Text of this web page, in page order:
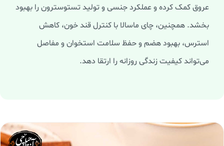
عروق کمک کرده و عملکرد جنسی و تولید تستوسترون را بهبود
بخشد. همچنین، چای ماسالا با کنترل قند خون، کاهش
استرس، بهبود هضم و حفظ سلامت استخوان و مفاصل
می‌تواند کیفیت زندگی روزانه را ارتقا دهد.